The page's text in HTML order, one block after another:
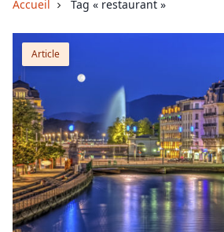
Accueil Tag « restaurant »
Article